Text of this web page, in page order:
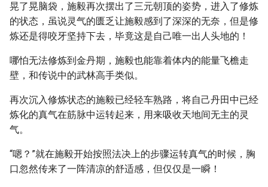
晃了晃脑袋，施毅再次摆出了三元朝顶的姿势，进入了修炼
的状态，虽说灵气的匮乏让施毅感到了深深的无奈，但是修
炼还是得咬牙坚持下去，毕竟这是自己唯一出人头地的！
哪怕无法修炼到金丹期，施毅也能靠着体内的能量飞檐走
壁，和传说中的武林高手类似。
再次沉入修炼状态的施毅已经轻车熟路，将自己丹田中已经
炼化的真气在筋脉中运转起来，用来吸收天地间无主的灵
气。
“嗯？”就在施毅开始按照法决上的步骤运转真气的时候，胸
口忽然传来了一阵清凉的舒适感，但仅仅是一瞬！